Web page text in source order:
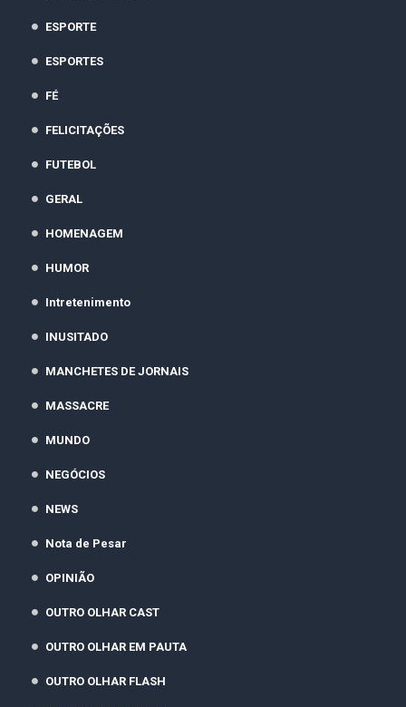
ESPORTE
ESPORTES
FÉ
FELICITAÇÕES
FUTEBOL
GERAL
HOMENAGEM
HUMOR
Intretenimento
INUSITADO
MANCHETES DE JORNAIS
MASSACRE
MUNDO
NEGÓCIOS
NEWS
Nota de Pesar
OPINIÃO
OUTRO OLHAR CAST
OUTRO OLHAR EM PAUTA
OUTRO OLHAR FLASH